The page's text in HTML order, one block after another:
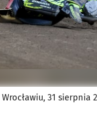
31 sierpnia